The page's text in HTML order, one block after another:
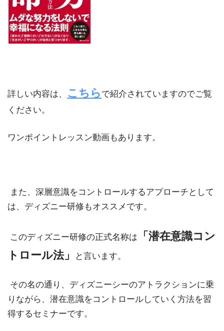
詳しい内容は、 こちら で紹介されていますのでご覧
ください。
ワンポイントレッスン動画もあります。
また、深層意識をコントロールするアプローチとして
は、ディズニー研修もオススメです。
このディズニー研修の正式名称は
「潜在意識コン
トロール法」
と言います。
その名の通り、ディズニーシーのアトラクションに乗
りながら、潜在意識をコントロールしていく方法を習
得するセミナーです。